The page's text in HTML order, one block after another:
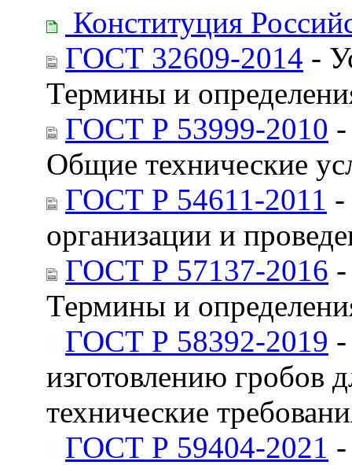
Конституция
ГОСТ 32609-2014 -
Термины и
ГОСТ Р 53999-2010
Общие технические
ГОСТ Р 54611-2011 -
организации и
ГОСТ Р 57137-2016
Термины и
ГОСТ Р 58392-2019
изготовлению гробов
технические
ГОСТ Р 59404-2021